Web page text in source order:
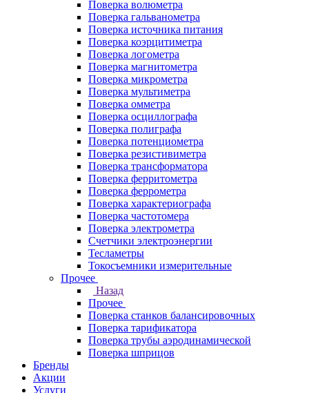
Поверка волюметра
Поверка гальванометра
Поверка источника питания
Поверка коэрцитиметра
Поверка логометра
Поверка магнитометра
Поверка микрометра
Поверка мультиметра
Поверка омметра
Поверка осциллографа
Поверка полиграфа
Поверка потенциометра
Поверка резистивиметра
Поверка трансформатора
Поверка ферритометра
Поверка феррометра
Поверка характериографа
Поверка частотомера
Поверка электрометра
Счетчики электроэнергии
Тесламетры
Токосъемники измерительные
Прочее
Назад
Прочее
Поверка станков балансировочных
Поверка тарификатора
Поверка трубы аэродинамической
Поверка шприцов
Бренды
Акции
Услуги